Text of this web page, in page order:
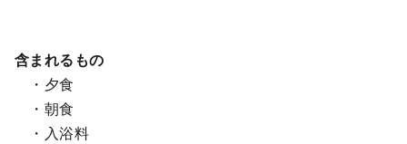
含まれるもの
・夕食
・朝食
・入浴料